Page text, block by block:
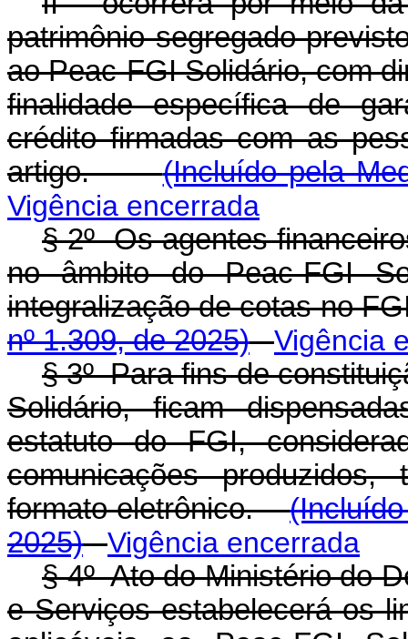
patrimônio segregado
ao Peac-FGI Solidário, com
finalidade específica de
crédito firmadas com as
artigo.(Incluído pela
Vigência encerrada
§ 2º Os agentes
no âmbito do Peac-FGI
integralização de cotas no
nº 1.309, de 2025)
Vigência
§ 3º Para fins de
Solidário, ficam
estatuto do FGI,
comunicações
formato eletrônico.
2025)
Vigência encerrada
§ 4º Ato do Ministério do
e Serviços estabelecerá os